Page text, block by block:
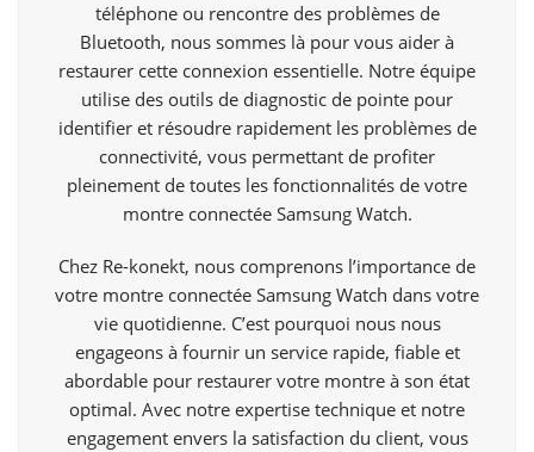
téléphone ou rencontre des problèmes de
Bluetooth, nous sommes là pour vous aider à
restaurer cette connexion essentielle. Notre équipe
utilise des outils de diagnostic de pointe pour
identifier et résoudre rapidement les problèmes de
connectivité, vous permettant de profiter
pleinement de toutes les fonctionnalités de votre
montre connectée Samsung Watch.
Chez Re-konekt, nous comprenons l’importance de
votre montre connectée Samsung Watch dans votre
vie quotidienne. C’est pourquoi nous nous
engageons à fournir un service rapide, fiable et
abordable pour restaurer votre montre à son état
optimal. Avec notre expertise technique et notre
engagement envers la satisfaction du client, vous